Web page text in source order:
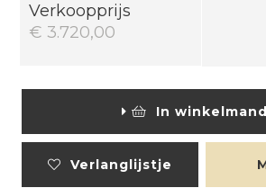
Verkoopprijs
€ 3.720,00
In
Verlanglijstje